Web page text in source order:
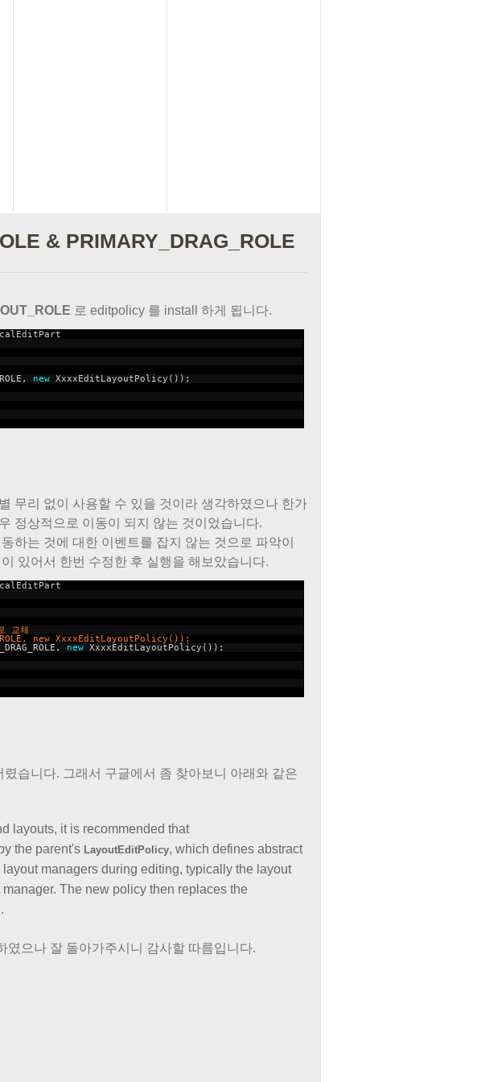
& PRIMARY_DRAG_ROLE
로 editpolicy 를 install 하게 됩니다.
new XxxxEditLayoutPolicy());
무리 없이 사용할 수 있을 것이라 생각하였으나 한가
정상적으로 이동이 되지 않는 것이었습니다.
하는 것에 대한 이벤트를 잡지 않는 것으로 파악이
있어서 한번 수정한 후 실행을 해보았습니다.
교체
new XxxxEditLayoutPolicy());
new XxxxEditLayoutPolicy());
습니다. 그래서 구글에서 좀 찾아보니 아래와 같은
layouts, it is recommended that
the parent's LayoutEditPolicy, which defines abstract
managers during editing, typically the layout
The new policy then replaces the
으나 잘 돌아가주시니 감사할 따름입니다.